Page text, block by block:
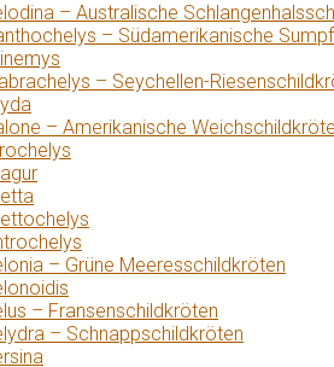
– Australische
– Südamerikanische
– Seychellen-
– Amerikanische
– Grüne Meeresschildkröten
– Fransenschildkröten
– Schnappschildkröten